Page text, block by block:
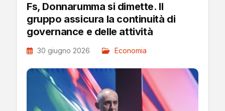
Fs, Donnarumma si dimette. Il
gruppo assicura la continuità di
governance e delle attività
30 giugno 2026 Economia